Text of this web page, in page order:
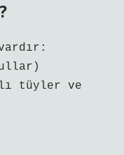
tüyler ve